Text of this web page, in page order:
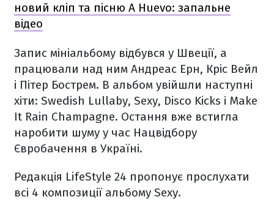
новий кліп та пісню A Huevo: запальне
відео
Запис мініальбому відбувся у Швеції, а
працювали над ним Андреас Ерн, Кріс Вейл
і Пітер Бострем. В альбом увійшли наступні
хіти: Swedish Lullaby, Sexy, Disco Kicks і Make
It Rain Champagne. Остання вже встигла
наробити шуму у час Нацвідбору
Євробачення в Україні.
Редакція LifeStyle 24 пропонує прослухати
всі 4 композиції альбому Sexy.